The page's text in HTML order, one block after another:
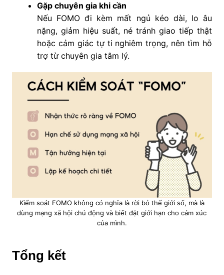
Gặp chuyên gia khi cần
Nếu FOMO đi kèm mất ngủ kéo dài, lo âu
nặng, giảm hiệu suất, né tránh giao tiếp thật
hoặc cảm giác tự ti nghiêm trọng, nên tìm hỗ
trợ từ chuyên gia tâm lý.
Kiểm soát FOMO không có nghĩa là rời bỏ thế giới số, mà là
dùng mạng xã hội chủ động và biết đặt giới hạn cho cảm xúc
của mình.
Tổng kết